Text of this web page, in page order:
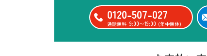
0120-507-027
通話無料 9:00〜19:00 (年中無休)